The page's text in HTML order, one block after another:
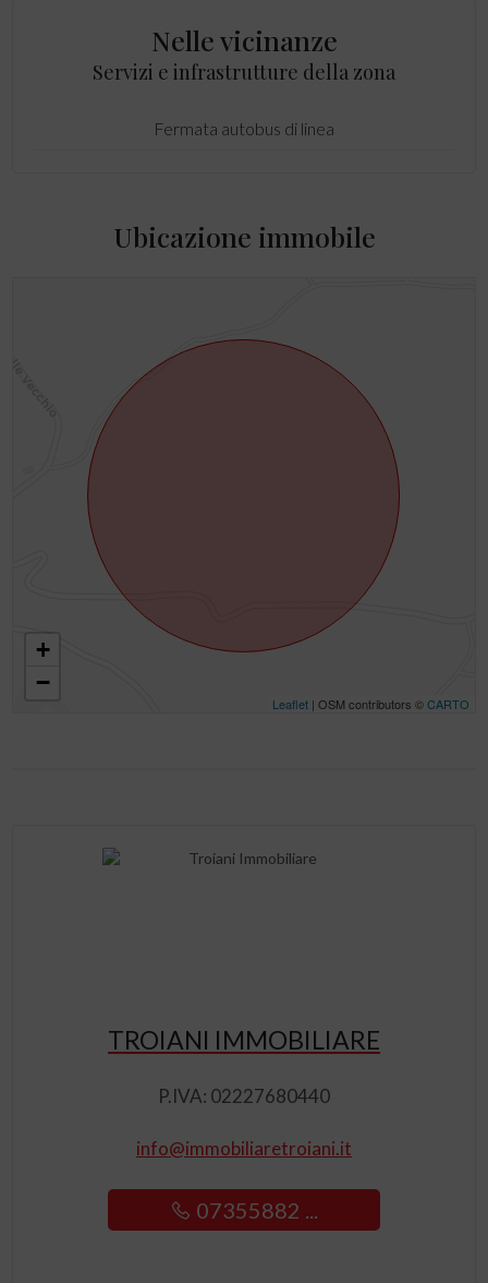
Nelle vicinanze
Servizi e infrastrutture della zona
Fermata autobus di linea
Ubicazione immobile
+
−
Leaflet| OSM contributors ©CARTO
TROIANI IMMOBILIARE
P.IVA: 02227680440
info@immobiliaretroiani.it
07355882 ...